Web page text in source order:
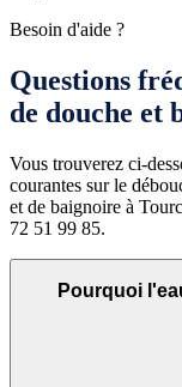
Besoin d'aide ?
Questions
de douche et
Vous trouverez ci-
courantes sur le
et de baignoire à
72 51 99 85.
Pourquoi